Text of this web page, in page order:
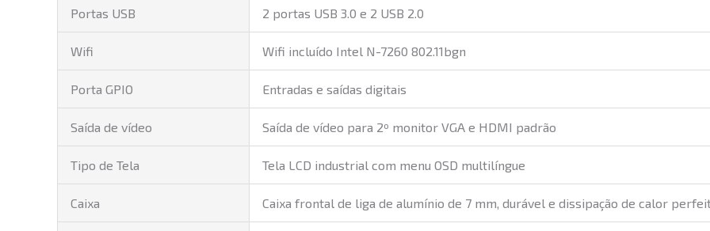
Portas USB 2 portas USB 3.0 e 2 USB 2.0
Wifi Wifi incluído Intel N-7260 802.11bgn
Porta GPIO Entradas e saídas digitais
Saída de vídeo Saída de vídeo para 2º monitor VGA e HDMI padrão
Tipo de Tela Tela LCD industrial com menu OSD multilíngue
Caixa Caixa frontal de liga de alumínio de 7 mm, durável e dissipação de calor